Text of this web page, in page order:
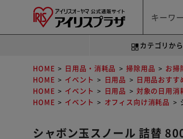
カテゴリか
HOME 日用品・消耗品 掃除用品 お掃
HOME
イベント 日用品 日用品おすす
HOME
イベント 日用品 対象の日用消
HOME
イベント オフィス向け消耗品
シャボン玉スノール 詰替